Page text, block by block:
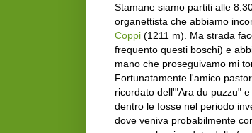
Stamane siamo partiti alle
organettista che abbiamo
Coppi (1211 m). Ma strada
frequento questi boschi) e
mano che proseguivamo mi
Fortunatamente l'amico
ricordato dell'"Ara du puzzu"
dentro le fosse nel periodo
dove veniva probabilmente